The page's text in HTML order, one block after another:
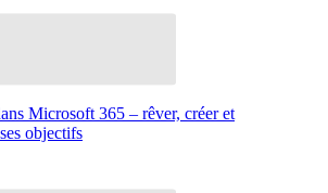
Microsoft 365 – rêver, créer et
objectifs